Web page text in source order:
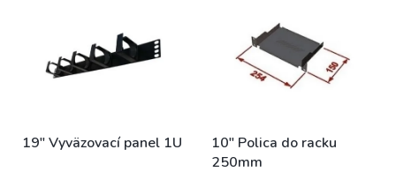
od19" Vyväzovací panel 1U
10" Polica do racku
250mm